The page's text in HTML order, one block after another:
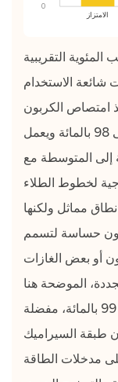
11.3
الشهرية
السنوية
12
اتجاه
الصناعة
للتحكم
غازات
النفايات
الصناعية
13
حول
شركة
0
الامتزاز
التقريبية
شائعة الاستخدام
امتصاص الكربون
المنشط بشكل عام في نطاق 90 إلى 98 بالمائة ويعمل
إلى المتوسطة مع
لخطوط الطلاء
مماثل ولكنها
حساسة لتسمم
أو بعض الغازات
الموضحة هنا
بأعلى متوسط ​​كفاءة بالقرب من 95 إلى 99 بالمائة، مفضلة
طبقة السيراميك
مدخلات الطاقة